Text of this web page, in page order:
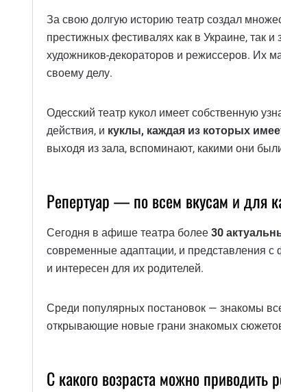
За свою долгую историю театр создал
престижных фестивалях как в Украине, так
художников-декораторов и режиссеров. Их
своему делу.
Одесский театр кукол имеет собственную
действия, и куклы, каждая из которых
выходя из зала, вспоминают, какими они
Репертуар — по всем вкусам и для
Сегодня в афише театра более 30
современные адаптации, и представления с
и интересен для их родителей.
Среди популярных постановок — знакомы
открывающие новые грани знакомых
С какого возраста можно приводить